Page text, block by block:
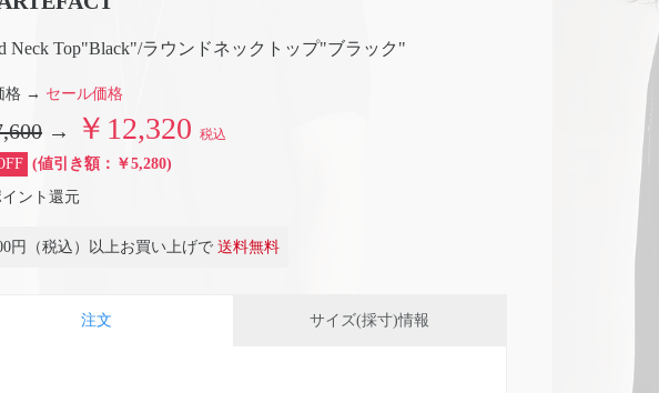
Neck Top"Black"/ラウンドネックトップ"ブラック"
格 → セール価格
→ ￥12,320 税込
(値引き額：￥5,280)
イント還元
円（税込）以上お買い上げで 送料無料
注文 サイズ(採寸)情報